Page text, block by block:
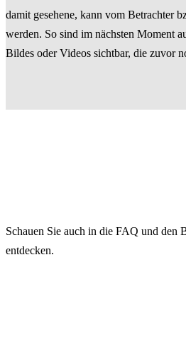
damit gesehene, kann vom Betrachter
werden. So sind im nächsten Moment
Bildes oder Videos sichtbar, die zuvor
Schauen Sie auch in die FAQ und den
entdecken.